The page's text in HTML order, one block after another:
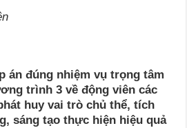
án đúng nhiệm vụ trọng tâm
trình 3 về động viên các
huy vai trò chủ thể, tích
sáng tạo thực hiện hiệu quả